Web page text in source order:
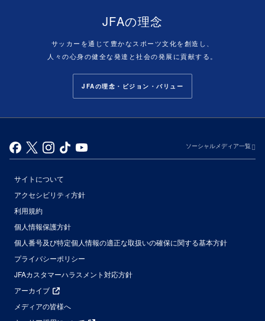
JFAの理念
サッカーを通じて豊かなスポーツ文化を創造し、
人々の心身の健全な発達と社会の発展に貢献する。
JFAの理念・ビジョン・バリュー
ソーシャルメディア一覧
サイトについて
アクセシビリティ方針
利用規約
個人情報保護方針
個人番号及び特定個人情報の適正な取扱いの確保に関する基本方針
プライバシーポリシー
JFAカスタマーハラスメント対応方針
アーカイブ
メディアの皆様へ